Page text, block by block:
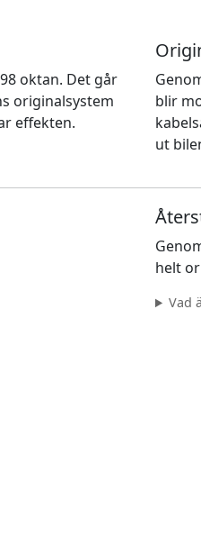
oktan. Det går
originalsystem
effekten.
blir
ut
helt
Vad